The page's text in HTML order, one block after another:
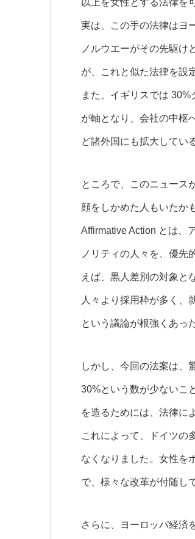
以上を女性とする法律を
実は、この手の法律はヨ
ノルウエーがその先駆け
が、これと似た法律を設
また、イギリスでは
が軸となり、会社の中枢
ど諸外国にも拡大してい
ところで、このニュース
顔をしかめた人もいたか
Affirmative Action とは、
ノリティの人々を、優先
えば、黒人差別の対象と
人々より採用枠が多く、
という議論が根強くあっ
しかし、今回の法案は、
30%という数が少ないこ
を造るためには、法律に
これによって、ドイツの
なくなりました。女性を
で、様々な改革が付随し
さらに、ヨーロッパ経済